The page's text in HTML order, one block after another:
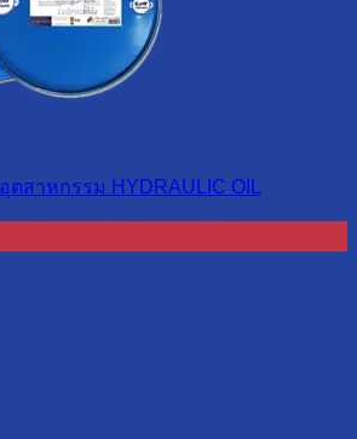
ตสาหกรรม HYDRAULIC OIL